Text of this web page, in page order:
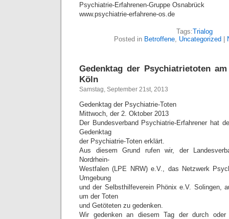
Psychiatrie-Erfahrenen-Gruppe Osnabrück
www.psychiatrie-erfahrene-os.de
Tags:Trialog
Posted in Betroffene, Uncategorized
Gedenktag der Psychiatrietoten
Köln
Samstag, September 21st, 2013
Gedenktag der Psychiatrie-Toten
Mittwoch, der 2. Oktober 2013
Der Bundesverband Psychiatrie-Erfahrener hat
Gedenktag
der Psychiatrie-Toten erklärt.
Aus diesem Grund rufen wir, der
Nordrhein-
Westfalen (LPE NRW) e.V., das Netzwerk
Umgebung
und der Selbsthilfeverein Phönix e.V. Solingen,
um der Toten
und Getöteten zu gedenken.
Wir gedenken an diesem Tag der durch oder